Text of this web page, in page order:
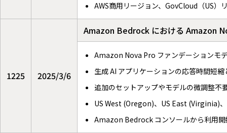
AWS商用リージョン、GovCloud（US）
1225 2025/3/6
Amazon Bedrock における Amazon
Amazon Nova Pro ファンデーションモ
生成 AI アプリケーションの応答時間短
追加のセットアップやモデルの微調整不
US West (Oregon)、US East (Virginia)
Amazon Bedrock コンソールから利用開